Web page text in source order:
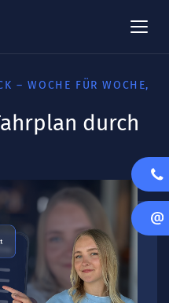
– WOCHE FÜR WOCHE,
durch